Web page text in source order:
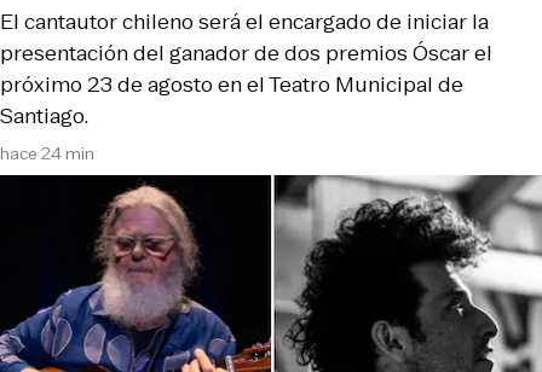
hace 24 min
El cantautor chileno será el encargado de iniciar la
presentación del ganador de dos premios Óscar el
próximo 23 de agosto en el Teatro Municipal de
Santiago.